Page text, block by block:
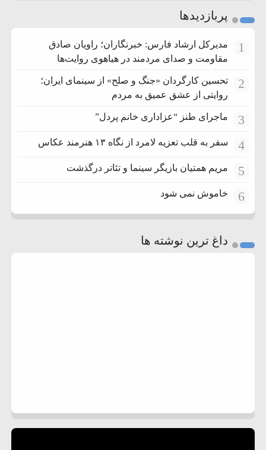
پربازدیدها
1
مدیرکل ارشاد فارس: خبرنگاران؛ راویان صادق
مقاومت و صدای مردمند در هیاهوی روایت‌ها
2
تحسین کارگردان «جنگ و صلح» از سینمای ایران؛
روایتی از عشق عمیق به مردم
3 ماجرای طنز “عزاداری خانم پردل”
4 سفر به قلب تعزیه لامرد از نگاه ۱۳ هنرمند عکاس
5 مریم همتیان بازیگر سینما و تئاتر درگذشت
6 خاموش نمی شود
داغ ترین نوشته ها